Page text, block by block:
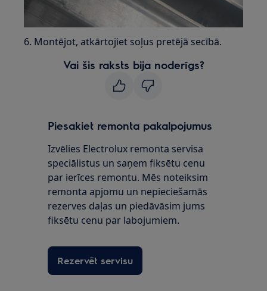
6. Montējot, atkārtojiet soļus pretējā secībā.
Vai šis raksts bija noderīgs?
Piesakiet remonta pakalpojumus
Izvēlies Electrolux remonta servisa
speciālistus un saņem fiksētu cenu
par ierīces remontu. Mēs noteiksim
remonta apjomu un nepieciešamās
rezerves daļas un piedāvāsim jums
fiksētu cenu par labojumiem.
Rezervēt servisu